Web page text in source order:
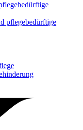
pflegebedürftige